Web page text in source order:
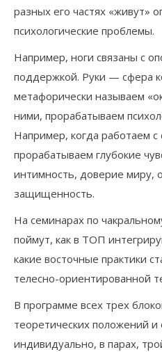
разных его частях «живут»
психологические проблемы.
Например, ноги связаны с
поддержкой. Руки — сфера
метафорически называем
ними, прорабатываем
Например, когда работаем
прорабатываем глубокие
интимность, доверие миру,
защищенность.
На семинарах по
поймут, как в ТОП
какие восточные практики
телесно-ориентированной
В программе всех трех
теоретических положений
индивидуально, в парах,